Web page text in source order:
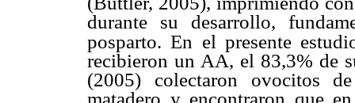
durante su desarrollo,
posparto. En el presente
recibieron un AA, el 83,3% de
(2005) colectaron ovocitos